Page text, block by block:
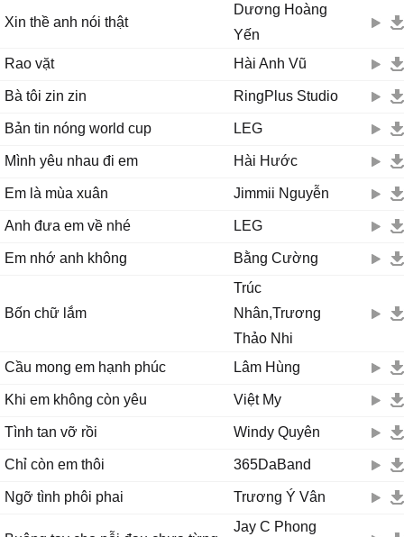
Xin thề anh nói thật
Dương Hoàng
Yến
Rao vặt
Hài Anh Vũ
Bà tôi zin zin RingPlus Studio
Bản tin nóng world cup LEG
Mình yêu nhau đi em Hài Hước
Em là mùa xuân Jimmii Nguyễn
Anh đưa em về nhé LEG
Em nhớ anh không Bằng Cường
Bốn chữ lắm
Trúc
Nhân,Trương
Thảo Nhi
Cầu mong em hạnh phúc
Lâm Hùng
Khi em không còn yêu Việt My
Tình tan vỡ rồi Windy Quyên
Chỉ còn em thôi 365DaBand
Ngỡ tình phôi phai Trương Ý Vân
Jay C Phong